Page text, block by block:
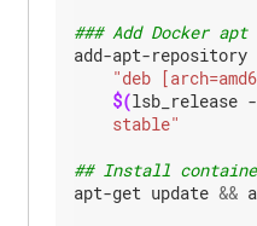
### Add Docker
add-apt-repository
$(lsb_release
    stable"
## Install
apt-get update &&